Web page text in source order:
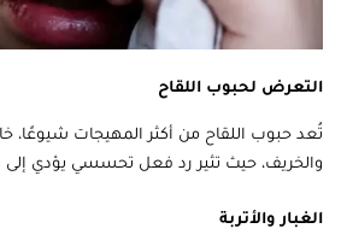
التعرض لحبوب اللقاح
تُعد حبوب اللقاح من أكثر المهيجات شيوعًا،
والخريف، حيث تثير رد فعل تحسسي يؤدي إلى
الغبار والأتربة